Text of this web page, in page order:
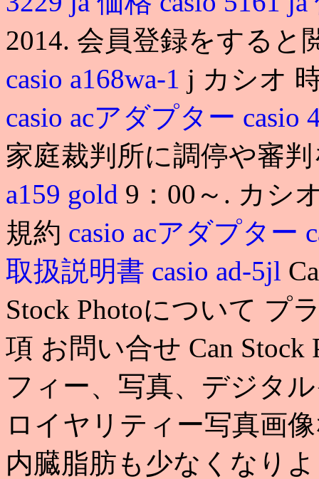
2014. 会員登録をする
casio a168wa-1 j カシオ
casio acアダプター casio
家庭裁判所に調停や審
a159 gold 9：00～. カシ
規約 casio acアダプター
取扱説明書 casio ad-5jl
Stock Photoについて プ
項 お問い合せ Can
フィー、写真、デジタ
ロイヤリティー写真画
内臓脂肪も少なくなり